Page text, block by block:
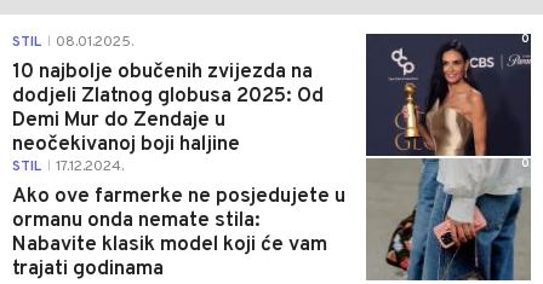
STIL 08.01.2025.
10 najbolje obučenih zvijezda na
dodjeli Zlatnog globusa 2025: Od
Demi Mur do Zendaje u
neočekivanoj boji haljine
0
STIL 17.12.2024.
Ako ove farmerke ne posjedujete u
ormanu onda nemate stila:
Nabavite klasik model koji će vam
trajati godinama
0